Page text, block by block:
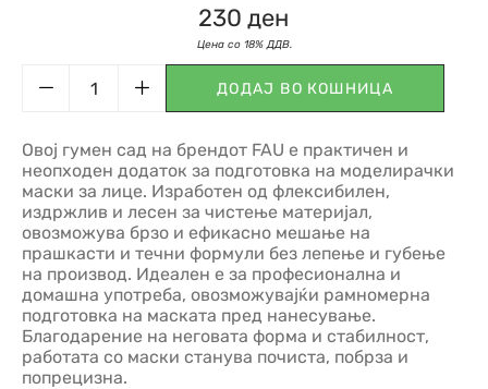
230 ден
ДОДАЈ ВО КОШНИЦА
Овој гумен сад на брендот FAU е практичен и
неопходен додаток за подготовка на моделирачки
маски за лице. Изработен од флексибилен,
издржлив и лесен за чистење материјал,
овозможува брзо и ефикасно мешање на
прашкасти и течни формули без лепење и губење
на производ. Идеален е за професионална и
домашна употреба, овозможувајќи рамномерна
подготовка на маската пред нанесување.
Благодарение на неговата форма и стабилност,
работата со маски станува почиста, побрза и
попрецизна.